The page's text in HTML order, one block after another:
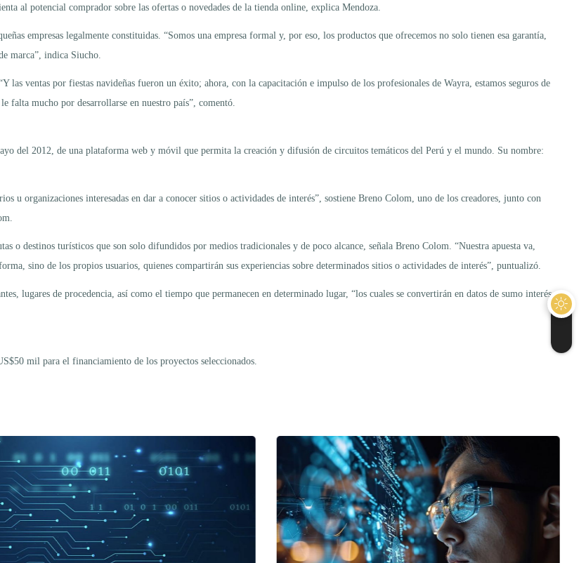
al potencial comprador sobre las ofertas o novedades de la tienda online, explica Mendoza.
empresas legalmente constituidas. “Somos una empresa formal y, por eso, los productos que ofrecemos no solo tienen esa garantía,
marca”, indica Siucho.
las ventas por fiestas navideñas fueron un éxito; ahora, con la capacitación e impulso de los profesionales de Wayra, estamos seguros de
falta mucho por desarrollarse en nuestro país”, comentó.
del 2012, de una plataforma web y móvil que permita la creación y difusión de circuitos temáticos del Perú y el mundo. Su nombre:
u organizaciones interesadas en dar a conocer sitios o actividades de interés”, sostiene Breno Colom, uno de los creadores, junto con
o destinos turísticos que son solo difundidos por medios tradicionales y de poco alcance, señala Breno Colom. “Nuestra apuesta va,
sino de los propios usuarios, quienes compartirán sus experiencias sobre determinados sitios o actividades de interés”, puntualizó.
lugares de procedencia, así como el tiempo que permanecen en determinado lugar, “los cuales se convertirán en datos de sumo interés
mil para el financiamiento de los proyectos seleccionados.